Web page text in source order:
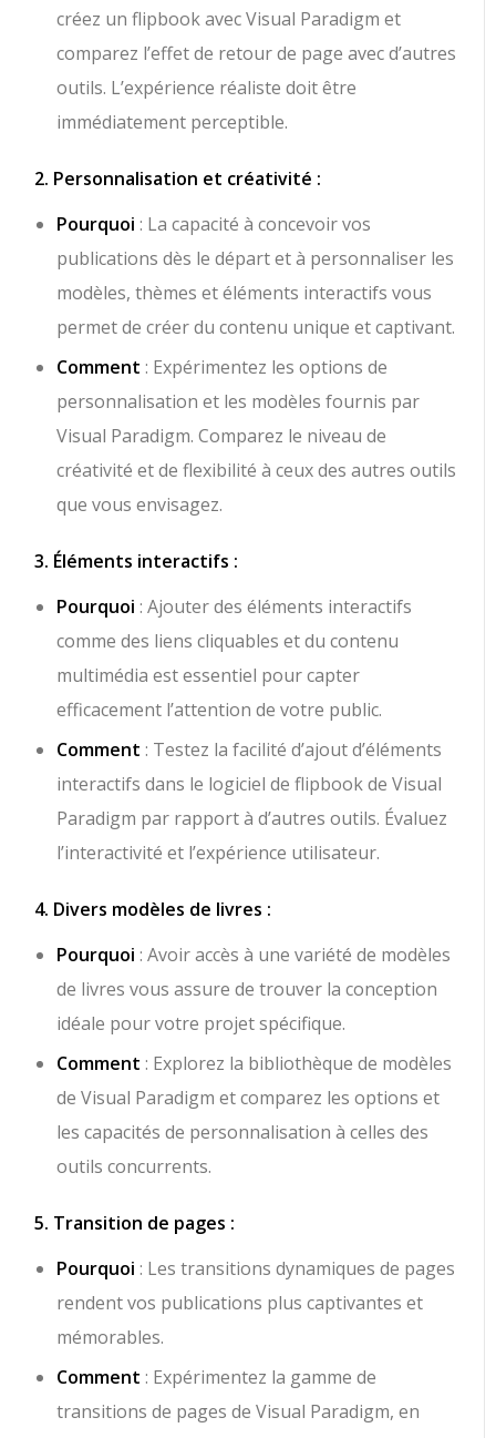
créez un flipbook avec Visual Paradigm et
comparez l’effet de retour de page avec d’autres
outils. L’expérience réaliste doit être
immédiatement perceptible.
2. Personnalisation et créativité :
Pourquoi : La capacité à concevoir vos
publications dès le départ et à personnaliser les
modèles, thèmes et éléments interactifs vous
permet de créer du contenu unique et captivant.
Comment : Expérimentez les options de
personnalisation et les modèles fournis par
Visual Paradigm. Comparez le niveau de
créativité et de flexibilité à ceux des autres outils
que vous envisagez.
3. Éléments interactifs :
Pourquoi : Ajouter des éléments interactifs
comme des liens cliquables et du contenu
multimédia est essentiel pour capter
efficacement l’attention de votre public.
Comment : Testez la facilité d’ajout d’éléments
interactifs dans le logiciel de flipbook de Visual
Paradigm par rapport à d’autres outils. Évaluez
l’interactivité et l’expérience utilisateur.
4. Divers modèles de livres :
Pourquoi : Avoir accès à une variété de modèles
de livres vous assure de trouver la conception
idéale pour votre projet spécifique.
Comment : Explorez la bibliothèque de modèles
de Visual Paradigm et comparez les options et
les capacités de personnalisation à celles des
outils concurrents.
5. Transition de pages :
Pourquoi : Les transitions dynamiques de pages
rendent vos publications plus captivantes et
mémorables.
Comment : Expérimentez la gamme de
transitions de pages de Visual Paradigm, en